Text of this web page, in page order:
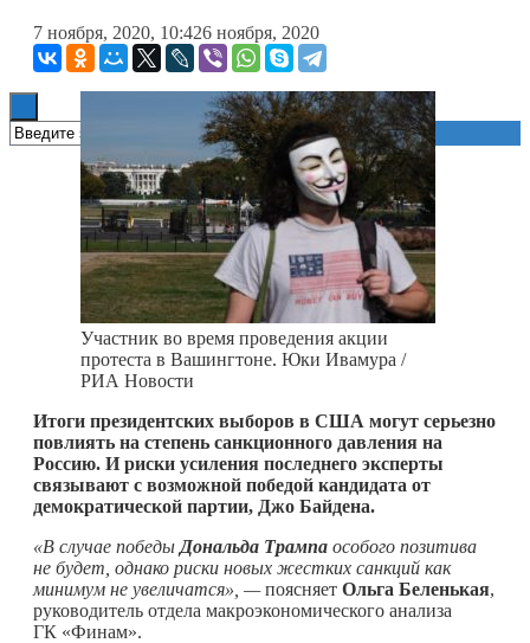
Книги
7 ноября, 2020, 10:426 ноября, 2020
Участник во время проведения акции
протеста в Вашингтоне. Юки Ивамура /
РИА Новости
Итоги президентских выборов в США могут серьезно
повлиять на степень санкционного давления на
Россию. И риски усиления последнего эксперты
связывают с возможной победой кандидата от
демократической партии, Джо Байдена.
«В случае победы Дональда Трампа особого позитива
не будет, однако риски новых жестких санкций как
минимум не увеличатся», —поясняет Ольга Беленькая,
руководитель отдела макроэкономического анализа
ГК «Финам».